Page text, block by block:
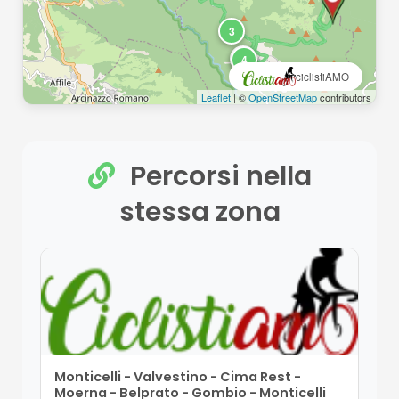
ciclistiAMO
3
4
8
Leaflet| ©OpenStreetMapcontributors
Percorsi nella
stessa zona
Monticelli - Valvestino - Cima Rest -
Moerna - Belprato - Gombio - Monticelli